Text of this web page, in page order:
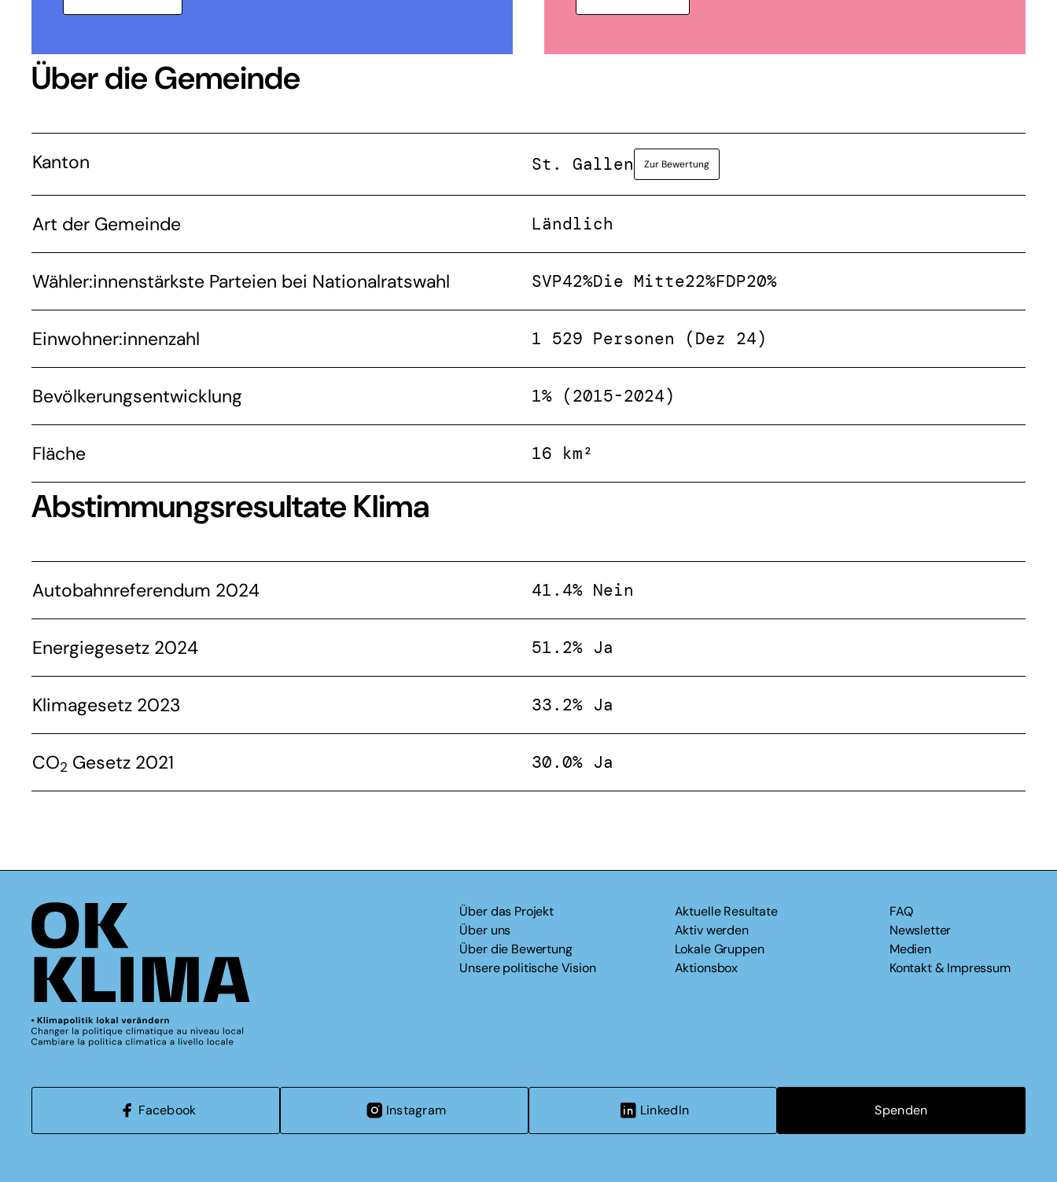
Über die Gemeinde
Kanton St. Gallen Zur Bewertung
Art der Gemeinde Ländlich
Wähler:innenstärkste Parteien bei Nationalratswahl SVP42%Die Mitte22%FDP20%
Einwohner:innenzahl 1 529 Personen (Dez 24)
Bevölkerungsentwicklung 1% (2015-2024)
Fläche 16 km²
Abstimmungsresultate Klima
Autobahnreferendum 2024 41.4% Nein
Energiegesetz 2024 51.2% Ja
Klimagesetz 2023 33.2% Ja
CO2 Gesetz 2021 30.0% Ja
Über das Projekt
Über uns
Über die Bewertung
Unsere politische Vision
Aktuelle Resultate
Aktiv werden
Lokale Gruppen
Aktionsbox
FAQ
Newsletter
Medien
Kontakt & Impressum
Facebook Instagram LinkedIn Spenden